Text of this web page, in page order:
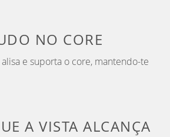
NO CORE
e suporta o core, mantendo-te
A VISTA ALCANÇA